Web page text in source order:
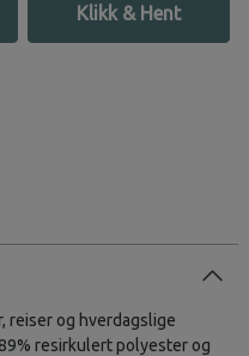
Klikk & Hent
og hverdagslige
resirkulert polyester og